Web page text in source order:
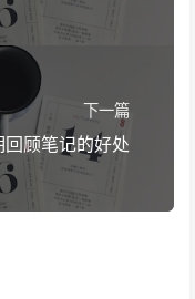
内核 kvm
下一篇
回顾笔记的好处